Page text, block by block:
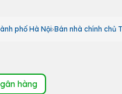
phố Hà Nội Bán nhà chính chủ
hàng